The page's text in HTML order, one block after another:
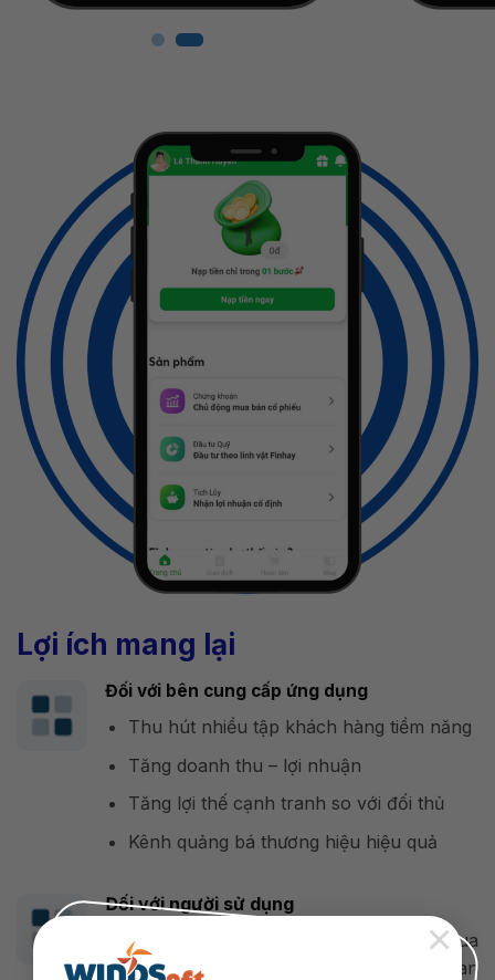
×
Lợi ích mang lại
Đối với bên cung cấp ứng dụng
Thu hút nhiều tập khách hàng tiềm năng
Tăng doanh thu – lợi nhuận
Tăng lợi thế cạnh tranh so với đối thủ
Kênh quảng bá thương hiệu hiệu quả
Đối với người sử dụng
Quản lý tài chính cá nhân thông qua
nhiều sản phẩm đầu tư và tích lũy an